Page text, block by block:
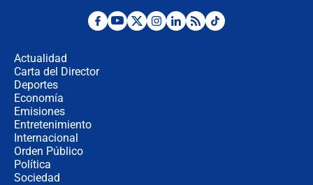
Ministro de Defensa no descarta el
Actualidad
Carta del Director
Deportes
Economía
Emisiones
Entretenimiento
Internacional
Orden Público
Política
Sociedad